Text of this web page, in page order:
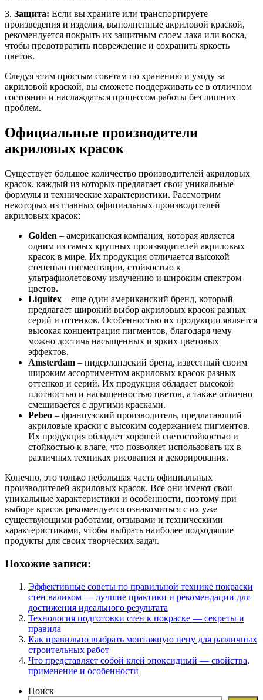
3. Защита: Если вы храните или транспортируете
произведения и изделия, выполненные акриловой краской,
рекомендуется покрыть их защитным слоем лака или воска,
чтобы предотвратить повреждение и сохранить яркость
цветов.
Следуя этим простым советам по хранению и уходу за
акриловой краской, вы сможете поддерживать ее в отличном
состоянии и наслаждаться процессом работы без лишних
проблем.
Официальные производители
акриловых красок
Существует большое количество производителей акриловых
красок, каждый из которых предлагает свои уникальные
формулы и технические характеристики. Рассмотрим
некоторых из главных официальных производителей
акриловых красок:
Golden – американская компания, которая является
одним из самых крупных производителей акриловых
красок в мире. Их продукция отличается высокой
степенью пигментации, стойкостью к
ультрафиолетовому излучению и широким спектром
цветов.
Liquitex – еще один американский бренд, который
предлагает широкий выбор акриловых красок разных
серий и оттенков. Особенностью их продукции является
высокая концентрация пигментов, благодаря чему
можно достичь насыщенных и ярких цветовых
эффектов.
Amsterdam – нидерландский бренд, известный своим
широким ассортиментом акриловых красок разных
оттенков и серий. Их продукция обладает высокой
плотностью и насыщенностью цветов, а также отлично
смешивается с другими красками.
Pebeo – французский производитель, предлагающий
акриловые краски с высоким содержанием пигментов.
Их продукция обладает хорошей светостойкостью и
стойкостью к влаге, что позволяет использовать их в
различных техниках рисования и декорирования.
Конечно, это только небольшая часть официальных
производителей акриловых красок. Все они имеют свои
уникальные характеристики и особенности, поэтому при
выборе красок рекомендуется ознакомиться с их уже
существующими работами, отзывами и техническими
характеристиками, чтобы выбрать наиболее подходящие
продукты для своих творческих задач.
Похожие записи:
Эффективные советы по правильной технике покраски
стен валиком — лучшие практики и рекомендации для
достижения идеального результата
Технология подготовки стен к покраске — секреты и
правила
Как правильно выбрать монтажную пену для различных
строительных работ
Что представляет собой клей эпоксидный — свойства,
применение и особенности
Поиск